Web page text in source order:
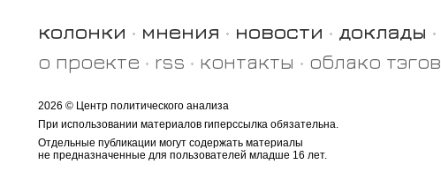
колонки мнения новости доклады
о проекте
rss контакты облако тэгов
2026 © Центр политического анализа
При использовании материалов гиперссылка обязательна.
Отдельные публикации могут содержать материалы
не предназначенные для пользователей младше 16 лет.